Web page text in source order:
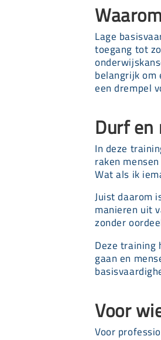
Lage
toegang tot
belangrijk om
een drempel
Durf
In deze
raken
Wat als ik
Juist daarom
manieren uit
zonder
Deze training
gaan en
Voor
Voor